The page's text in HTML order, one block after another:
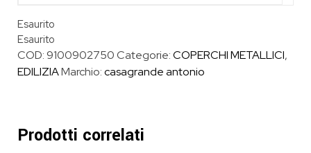
Esaurito
Esaurito
COD:9100902750Categorie:COPERCHI METALLICI,
EDILIZIAMarchio:casagrande antonio
Prodotti correlati